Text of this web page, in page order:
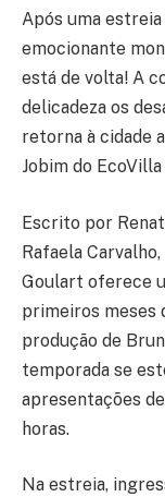
Após uma
emocionante
está de volta! A
delicadeza os
retorna à cidade
Jobim do
Escrito por
Rafaela
Goulart oferece
primeiros meses
produção de
temporada se
apresentações
horas.
Na estreia,